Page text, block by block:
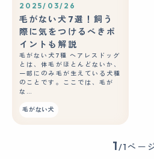
2025/03/26
毛がない犬7選！飼う
際に気をつけるべきポ
イントも解説
毛がない犬7種 ヘアレスドッグ
とは、体毛がほとんどないか、
一部にのみ毛が生えている犬種
のことです。ここでは、毛が
な…
毛がない犬
1/1ペー